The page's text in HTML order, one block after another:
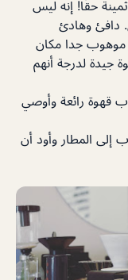
حقًا! إنه ليس
دافئ وهادئ
موهوب جدا مكان
جيدة لدرجة أنهم
قهوة رائعة وأوصي
إلى المطار وأود أن